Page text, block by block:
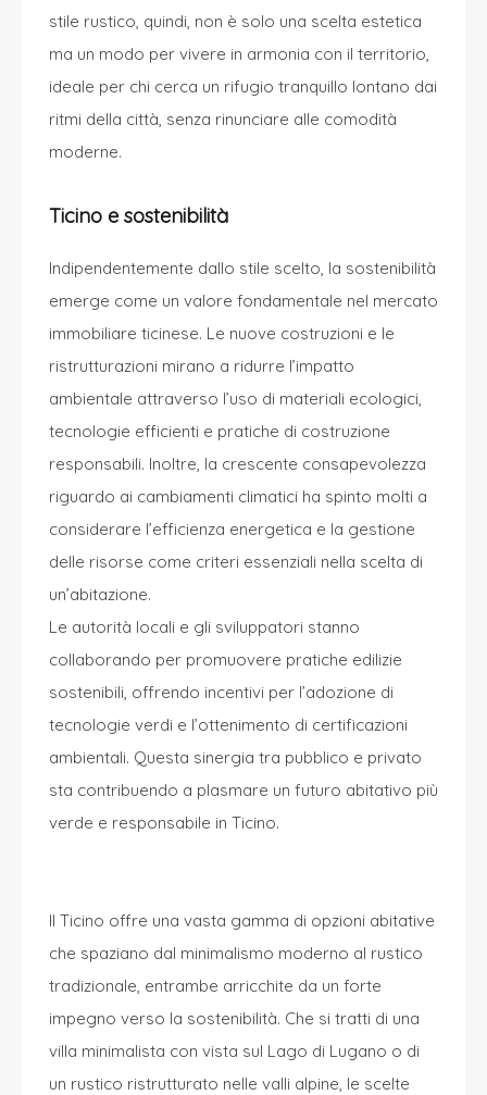
stile rustico, quindi, non è solo una scelta estetica
ma un modo per vivere in armonia con il territorio,
ideale per chi cerca un rifugio tranquillo lontano dai
ritmi della città, senza rinunciare alle comodità
moderne.
Ticino e sostenibilità
Indipendentemente dallo stile scelto, la sostenibilità
emerge come un valore fondamentale nel mercato
immobiliare ticinese. Le nuove costruzioni e le
ristrutturazioni mirano a ridurre l’impatto
ambientale attraverso l’uso di materiali ecologici,
tecnologie efficienti e pratiche di costruzione
responsabili. Inoltre, la crescente consapevolezza
riguardo ai cambiamenti climatici ha spinto molti a
considerare l’efficienza energetica e la gestione
delle risorse come criteri essenziali nella scelta di
un’abitazione.
Le autorità locali e gli sviluppatori stanno
collaborando per promuovere pratiche edilizie
sostenibili, offrendo incentivi per l’adozione di
tecnologie verdi e l’ottenimento di certificazioni
ambientali. Questa sinergia tra pubblico e privato
sta contribuendo a plasmare un futuro abitativo più
verde e responsabile in Ticino.
Il Ticino offre una vasta gamma di opzioni abitative
che spaziano dal minimalismo moderno al rustico
tradizionale, entrambe arricchite da un forte
impegno verso la sostenibilità. Che si tratti di una
villa minimalista con vista sul Lago di Lugano o di
un rustico ristrutturato nelle valli alpine, le scelte